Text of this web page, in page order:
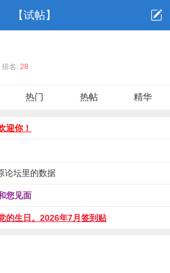
【试帖】
排名: 28
热门 热帖 精华
迎你！
论坛里的数据
您见面
的生日。2026年7月签到贴